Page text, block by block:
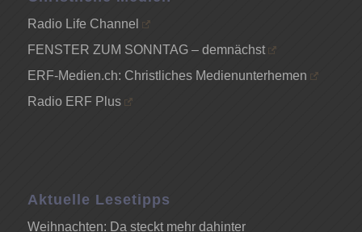
Radio Life Channel
FENSTER ZUM SONNTAG – demnächst
ERF-Medien.ch: Christliches Medienunterhemen
Radio ERF Plus
Aktuelle Lesetipps
Weihnachten: Da steckt mehr dahinter